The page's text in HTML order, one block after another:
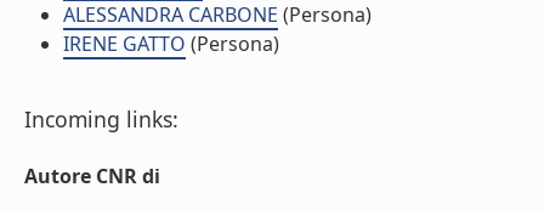
ALESSANDRA CARBONE (Persona)
IRENE GATTO (Persona)
Incoming links:
Autore CNR di